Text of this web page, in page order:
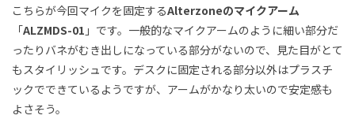
こちらが今回マイクを固定するAlterzoneのマイクアーム
「ALZMDS-01 」です。一般的なマイクアームのように細い部分だ
ったりバネがむき出しになっている部分がないので、見た目がとて
もスタイリッシュです。デスクに固定される部分以外はプラスチ
ックでできているようですが、アームがかなり太いので安定感も
よさそう。